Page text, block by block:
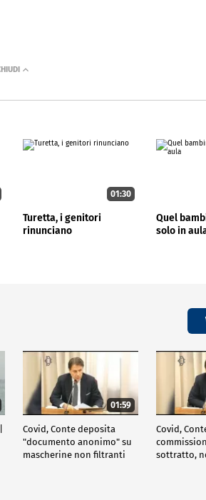
01:30
Turetta, i genitori
rinunciano
Quel
solo in
01:59
Covid, Conte deposita
"documento anonimo" su
mascherine non filtranti
Covid,
sottratto,